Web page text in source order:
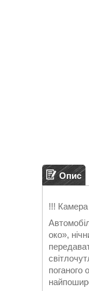
Опис
!!! Камера
око»,
поганого